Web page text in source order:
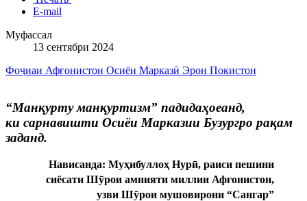
E-mail
Муфассал
13 сентябри 2024
Фоҷиаи Афғонистон Осиёи Марказӣ Эрон Покистон
“Манқурту манқуртизм” падидаҳоеанд,
ки сарнавишти Осиёи Марказии Бузургро рақам
заданд.
Нависанда: Муҳибуллоҳ Нурӣ, раиси пешини
сиёсати Шӯрои амнияти миллии Афғонистон,
узви Шӯрои мушовирони “Сангар”